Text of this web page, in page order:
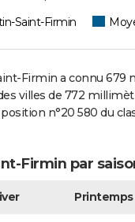
Saint-Firmin
Firmin a connu 679
villes de 772
n°20 580 du
Firmin par
Printemps